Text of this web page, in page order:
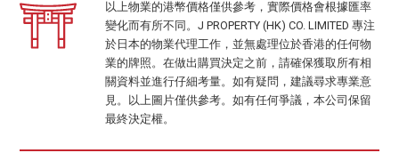
以上物業的港幣價格僅供參考，實際價格會根據匯率
變化而有所不同。J PROPERTY (HK) CO. LIMITED 專注
於日本的物業代理工作，並無處理位於香港的任何物
業的牌照。在做出購買決定之前，請確保獲取所有相
關資料並進行仔細考量。如有疑問，建議尋求專業意
見。以上圖片僅供參考。如有任何爭議，本公司保留
最終決定權。